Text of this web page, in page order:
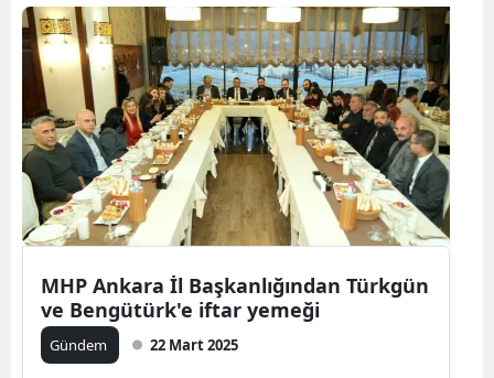
MHP Ankara İl Başkanlığından Türkgün
ve Bengütürk'e iftar yemeği
Gündem 22 Mart 2025